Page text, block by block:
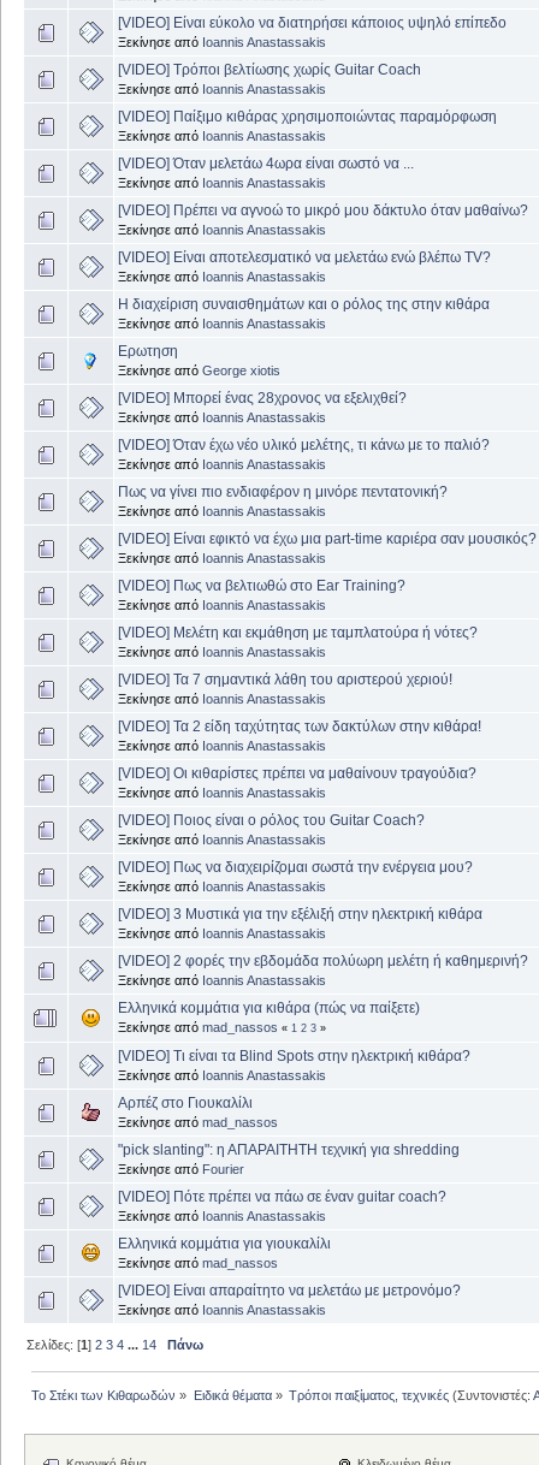
[VIDEO] Είναι εύκολο να διατηρήσει κάποιος υψηλό επίπεδο
Ξεκίνησε από Ioannis Anastassakis
[VIDEO] Τρόποι βελτίωσης χωρίς Guitar Coach
Ξεκίνησε από Ioannis Anastassakis
[VIDEO] Παίξιμο κιθάρας χρησιμοποιώντας παραμόρφωση
Ξεκίνησε από Ioannis Anastassakis
[VIDEO] Όταν μελετάω 4ωρα είναι σωστό να ...
Ξεκίνησε από Ioannis Anastassakis
[VIDEO] Πρέπει να αγνοώ το μικρό μου δάκτυλο όταν μαθαίνω?
Ξεκίνησε από Ioannis Anastassakis
[VIDEO] Είναι αποτελεσματικό να μελετάω ενώ βλέπω TV?
Ξεκίνησε από Ioannis Anastassakis
Η διαχείριση συναισθημάτων και ο ρόλος της στην κιθάρα
Ξεκίνησε από Ioannis Anastassakis
Ερωτηση
Ξεκίνησε από George xiotis
[VIDEO] Μπορεί ένας 28χρονος να εξελιχθεί?
Ξεκίνησε από Ioannis Anastassakis
[VIDEO] Όταν έχω νέο υλικό μελέτης, τι κάνω με το παλιό?
Ξεκίνησε από Ioannis Anastassakis
Πως να γίνει πιο ενδιαφέρον η μινόρε πεντατονική?
Ξεκίνησε από Ioannis Anastassakis
[VIDEO] Είναι εφικτό να έχω μια part-time καριέρα σαν μουσικός?
Ξεκίνησε από Ioannis Anastassakis
[VIDEO] Πως να βελτιωθώ στο Ear Training?
Ξεκίνησε από Ioannis Anastassakis
[VIDEO] Μελέτη και εκμάθηση με ταμπλατούρα ή νότες?
Ξεκίνησε από Ioannis Anastassakis
[VIDEO] Τα 7 σημαντικά λάθη του αριστερού χεριού!
Ξεκίνησε από Ioannis Anastassakis
[VIDEO] Τα 2 είδη ταχύτητας των δακτύλων στην κιθάρα!
Ξεκίνησε από Ioannis Anastassakis
[VIDEO] Οι κιθαρίστες πρέπει να μαθαίνουν τραγούδια?
Ξεκίνησε από Ioannis Anastassakis
[VIDEO] Ποιος είναι ο ρόλος του Guitar Coach?
Ξεκίνησε από Ioannis Anastassakis
[VIDEO] Πως να διαχειρίζομαι σωστά την ενέργεια μου?
Ξεκίνησε από Ioannis Anastassakis
[VIDEO] 3 Μυστικά για την εξέλιξή στην ηλεκτρική κιθάρα
Ξεκίνησε από Ioannis Anastassakis
[VIDEO] 2 φορές την εβδομάδα πολύωρη μελέτη ή καθημερινή?
Ξεκίνησε από Ioannis Anastassakis
Ελληνικά κομμάτια για κιθάρα (πώς να παίξετε)
Ξεκίνησε από mad_nassos « 1 2 3 »
[VIDEO] Τι είναι τα Blind Spots στην ηλεκτρική κιθάρα?
Ξεκίνησε από Ioannis Anastassakis
Αρπέζ στο Γιουκαλίλι
Ξεκίνησε από mad_nassos
"pick slanting": η ΑΠΑΡΑΙΤΗΤΗ τεχνική για shredding
Ξεκίνησε από Fourier
[VIDEO] Πότε πρέπει να πάω σε έναν guitar coach?
Ξεκίνησε από Ioannis Anastassakis
Ελληνικά κομμάτια για γιουκαλίλι
Ξεκίνησε από mad_nassos
[VIDEO] Είναι απαραίτητο να μελετάω με μετρονόμο?
Ξεκίνησε από Ioannis Anastassakis
Σελίδες: [1]2 3 4 ... 14 Πάνω
Το Στέκι των Κιθαρωδών » Ειδικά θέματα» Τρόποι παιξίματος, τεχνικές(Συντονιστές: